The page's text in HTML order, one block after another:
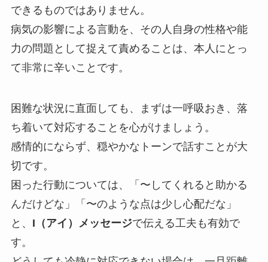
できるものではありません。
病気の影響による言動を、その人自身の性格や能
力の問題として捉えて責めることは、本人にとっ
て非常に辛いことです。
困難な状況に直面しても、まずは一呼吸おき、落
ち着いて対応することを心がけましょう。
感情的にならず、穏やかなトーンで話すことが大
切です。
困った行動については、「〜してくれると助かる
んだけどな」「〜のような点は少し心配だな」
と、 I（アイ）メッセージで伝える工夫も有効で
す。